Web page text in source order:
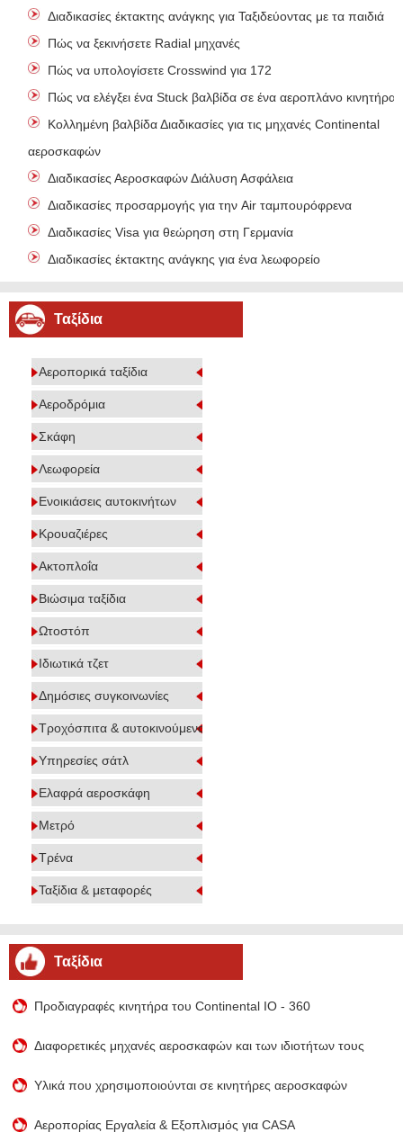
Διαδικασίες έκτακτης ανάγκης για Ταξιδεύοντας με τα παιδιά
Πώς να ξεκινήσετε Radial μηχανές
Πώς να υπολογίσετε Crosswind για 172
Πώς να ελέγξει ένα Stuck βαλβίδα σε ένα αεροπλάνο κινητήρα
Κολλημένη βαλβίδα Διαδικασίες για τις μηχανές Continental
αεροσκαφών
Διαδικασίες Αεροσκαφών Διάλυση Ασφάλεια
Διαδικασίες προσαρμογής για την Air ταμπουρόφρενα
Διαδικασίες Visa για θεώρηση στη Γερμανία
Διαδικασίες έκτακτης ανάγκης για ένα λεωφορείο
Ταξίδια
Αεροπορικά ταξίδια
Αεροδρόμια
Σκάφη
Λεωφορεία
Ενοικιάσεις αυτοκινήτων
Κρουαζιέρες
Ακτοπλοΐα
Βιώσιμα ταξίδια
Ωτοστόπ
Ιδιωτικά τζετ
Δημόσιες συγκοινωνίες
Τροχόσπιτα & αυτοκινούμενα
Υπηρεσίες σάτλ
Ελαφρά αεροσκάφη
Μετρό
Τρένα
Ταξίδια & μεταφορές
Ταξίδια
Προδιαγραφές κινητήρα του Continental IO - 360
Διαφορετικές μηχανές αεροσκαφών και των ιδιοτήτων τους
Υλικά που χρησιμοποιούνται σε κινητήρες αεροσκαφών
Αεροπορίας Εργαλεία & Εξοπλισμός για CASA